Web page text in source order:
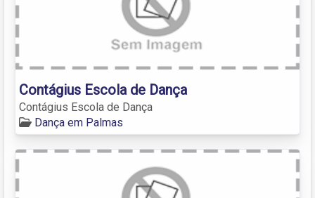
Contágius Escola de Dança
Contágius Escola de Dança
Dança em Palmas